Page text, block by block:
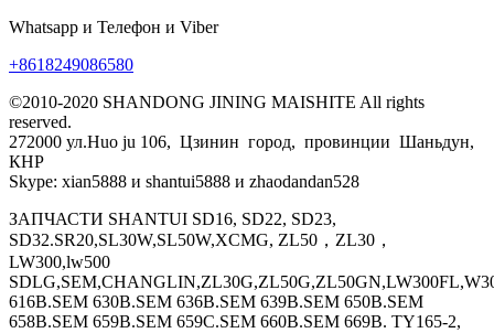
Whatsapp и Телефон и Viber
+8618249086580
©2010-2020 SHANDONG JINING MAISHITE All rights
reserved.
272000 ул.Huo ju 106, Цзинин город, провинции Шаньдун,
КНР
Skype: xian5888 и shantui5888 и zhaodandan528
ЗАПЧАСТИ SHANTUI SD16, SD22, SD23,
SD32.SR20,SL30W,SL50W,XCMG, ZL50，ZL30，
LW300,lw500
616B.SEM 630B.SEM 636B.SEM 639B.SEM 650B.SEM
658B.SEM 659B.SEM 659C.SEM 660B.SEM 669B. TY165-2,